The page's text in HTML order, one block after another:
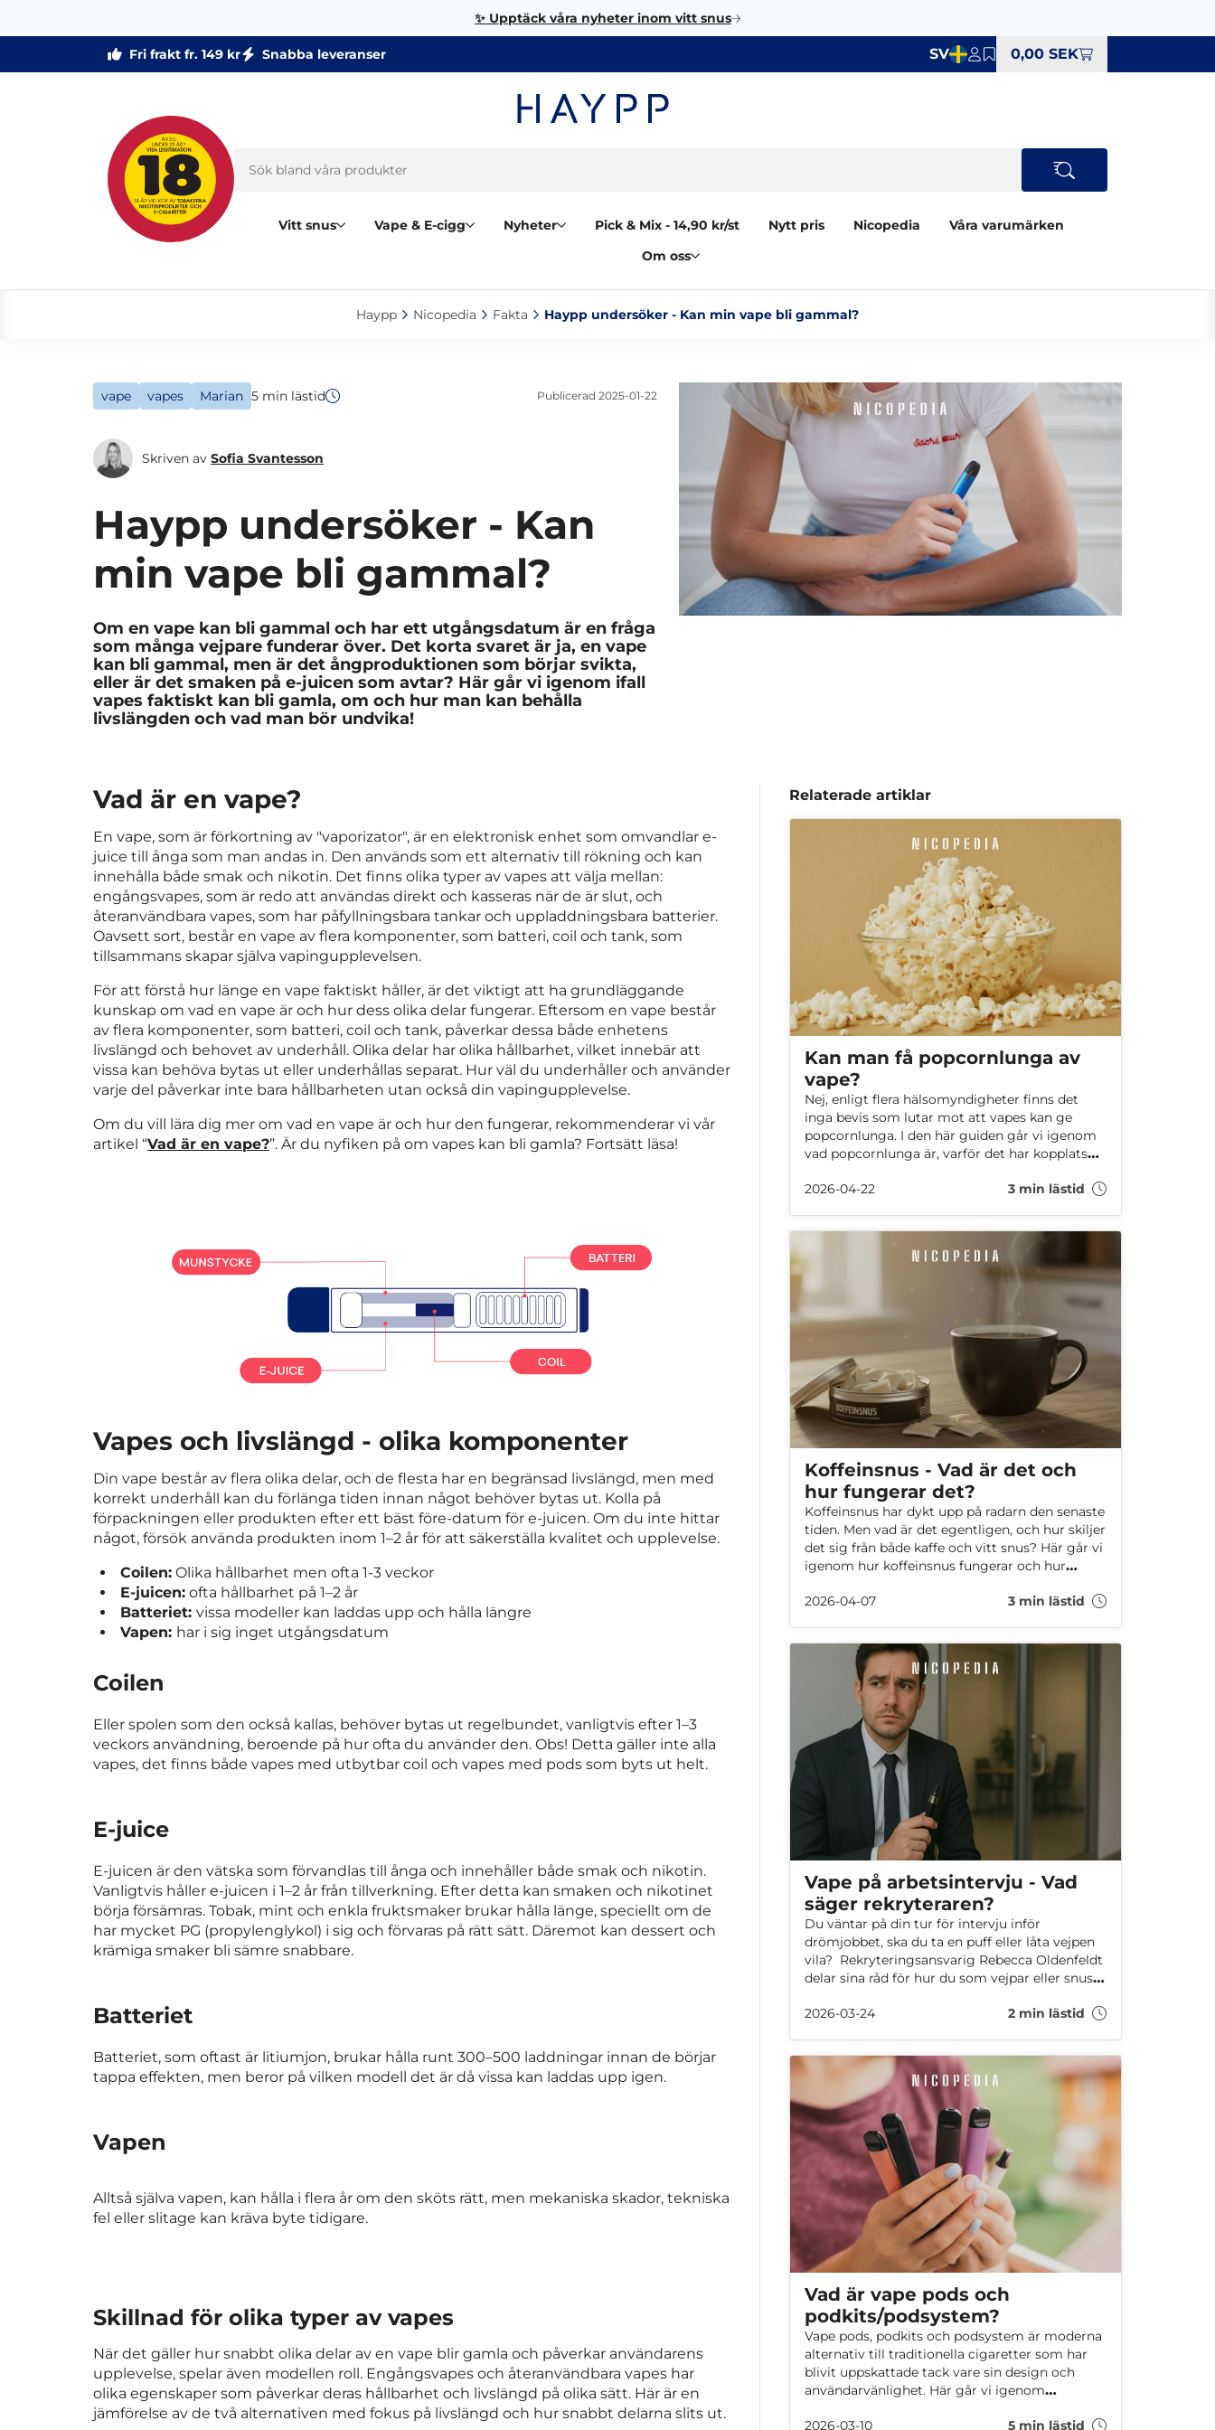
✨ Upptäck våra nyheter inom vitt snus
Fri frakt fr. 149 kr Snabba leveranser SV 0,00 SEK
Vitt snus Vape & E-cigg Nyheter Pick & Mix - 14,90 kr/st Nytt pris Nicopedia
Våra varumärken
Om oss
Haypp‎ Nicopedia‎ Fakta‎ Haypp undersöker - Kan min vape bli gammal?‎
vape vapes Marian 5 min lästid Publicerad 2025-01-22
Skriven av Sofia Svantesson
Haypp undersöker - Kan
min vape bli gammal?
Om en vape kan bli gammal och har ett utgångsdatum är en fråga
som många vejpare funderar över. Det korta svaret är ja, en vape
kan bli gammal, men är det ångproduktionen som börjar svikta,
eller är det smaken på e-juicen som avtar? Här går vi igenom ifall
vapes faktiskt kan bli gamla, om och hur man kan behålla
livslängden och vad man bör undvika!
Vad är en vape?
En vape, som är förkortning av "vaporizator", är en elektronisk enhet som omvandlar e-
juice till ånga som man andas in. Den används som ett alternativ till rökning och kan
innehålla både smak och nikotin. Det finns olika typer av vapes att välja mellan:
engångsvapes, som är redo att användas direkt och kasseras när de är slut, och
återanvändbara vapes, som har påfyllningsbara tankar och uppladdningsbara batterier.
Oavsett sort, består en vape av flera komponenter, som batteri, coil och tank, som
tillsammans skapar själva vapingupplevelsen.
För att förstå hur länge en vape faktiskt håller, är det viktigt att ha grundläggande
kunskap om vad en vape är och hur dess olika delar fungerar. Eftersom en vape består
av flera komponenter, som batteri, coil och tank, påverkar dessa både enhetens
livslängd och behovet av underhåll. Olika delar har olika hållbarhet, vilket innebär att
vissa kan behöva bytas ut eller underhållas separat. Hur väl du underhåller och använder
varje del påverkar inte bara hållbarheten utan också din vapingupplevelse.
Om du vill lära dig mer om vad en vape är och hur den fungerar, rekommenderar vi vår
artikel “Vad är en vape?”. Är du nyfiken på om vapes kan bli gamla? Fortsätt läsa!
Vapes och livslängd - olika komponenter
Din vape består av flera olika delar, och de flesta har en begränsad livslängd, men med
korrekt underhåll kan du förlänga tiden innan något behöver bytas ut. Kolla på
förpackningen eller produkten efter ett bäst före-datum för e-juicen. Om du inte hittar
något, försök använda produkten inom 1–2 år för att säkerställa kvalitet och upplevelse.
Coilen: Olika hållbarhet men ofta 1-3 veckor
E-juicen: ofta hållbarhet på 1–2 år
Batteriet: vissa modeller kan laddas upp och hålla längre
Vapen: har i sig inget utgångsdatum
Coilen
Eller spolen som den också kallas, behöver bytas ut regelbundet, vanligtvis efter 1–3
veckors användning, beroende på hur ofta du använder den. Obs! Detta gäller inte alla
vapes, det finns både vapes med utbytbar coil och vapes med pods som byts ut helt.
E-juice
E-juicen är den vätska som förvandlas till ånga och innehåller både smak och nikotin.
Vanligtvis håller e-juicen i 1–2 år från tillverkning. Efter detta kan smaken och nikotinet
börja försämras. Tobak, mint och enkla fruktsmaker brukar hålla länge, speciellt om de
har mycket PG (propylenglykol) i sig och förvaras på rätt sätt. Däremot kan dessert och
krämiga smaker bli sämre snabbare.
Batteriet
Batteriet, som oftast är litiumjon, brukar hålla runt 300–500 laddningar innan de börjar
tappa effekten, men beror på vilken modell det är då vissa kan laddas upp igen.
Vapen
Alltså själva vapen, kan hålla i flera år om den sköts rätt, men mekaniska skador, tekniska
fel eller slitage kan kräva byte tidigare.
Skillnad för olika typer av vapes
När det gäller hur snabbt olika delar av en vape blir gamla och påverkar användarens
upplevelse, spelar även modellen roll. Engångsvapes och återanvändbara vapes har
olika egenskaper som påverkar deras hållbarhet och livslängd på olika sätt. Här är en
jämförelse av de två alternativen med fokus på livslängd och hur snabbt delarna slits ut.
Relaterade artiklar
Kan man få popcornlunga av
vape?
Nej, enligt flera hälsomyndigheter finns det
inga bevis som lutar mot att vapes kan ge
popcornlunga. I den här guiden går vi igenom
vad popcornlunga är, varför det har kopplats
idag.
2026-04-22 3 min lästid
Koffeinsnus - Vad är det och
hur fungerar det?
Koffeinsnus har dykt upp på radarn den senaste
tiden. Men vad är det egentligen, och hur skiljer
det sig från både kaffe och vitt snus? Här går vi
igenom hur koffeinsnus fungerar och hur
2026-04-07
3 min lästid
Vape på arbetsintervju - Vad
säger rekryteraren?
Du väntar på din tur för intervju inför
drömjobbet, ska du ta en puff eller låta vejpen
vila? Rekryteringsansvarig Rebecca Oldenfeldt
delar sina råd för hur du som vejpar eller snusar
2026-03-24
2 min lästid
Vad är vape pods och
podkits/podsystem?
Vape pods, podkits och podsystem är moderna
alternativ till traditionella cigaretter som har
blivit uppskattade tack vare sin design och
användarvänlighet. Här går vi igenom
podkits/podsystem, från deras fördelar och
2026-03-10 5 min lästid